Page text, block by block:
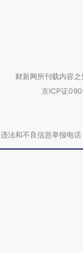
财新网所刊载内容
京ICP证
违法和不良信息举报电